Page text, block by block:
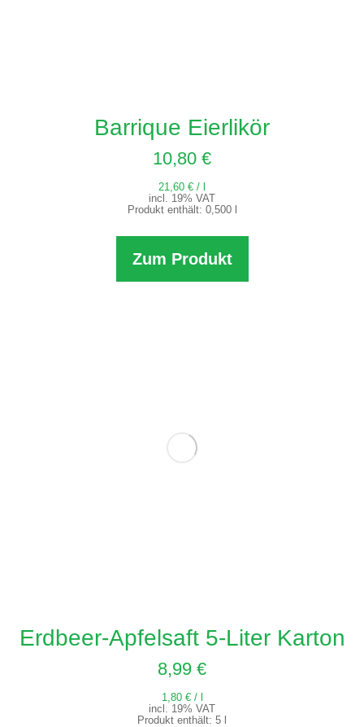
Barrique Eierlikör
10,80 €
21,60 € /
incl. 19% VAT
Produkt enthält: 0,500
Zum Produkt
Erdbeer-Apfelsaft 5-Liter Karton
8,99 €
1,80 €/
incl. 19% VAT
Produkt enthält: 5